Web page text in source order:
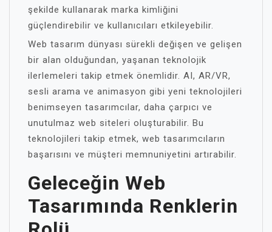
şekilde kullanarak marka kimliğini
güçlendirebilir ve kullanıcıları etkileyebilir.
Web tasarım dünyası sürekli değişen ve gelişen
bir alan olduğundan, yaşanan teknolojik
ilerlemeleri takip etmek önemlidir. AI, AR/VR,
sesli arama ve animasyon gibi yeni teknolojileri
benimseyen tasarımcılar, daha çarpıcı ve
unutulmaz web siteleri oluşturabilir. Bu
teknolojileri takip etmek, web tasarımcıların
başarısını ve müşteri memnuniyetini artırabilir.
Geleceğin Web
Tasarımında Renklerin